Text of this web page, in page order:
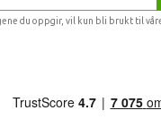
du oppgir, vil kun bli brukt til